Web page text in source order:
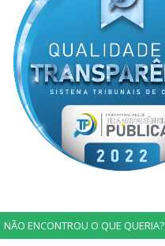
NÃO ENCONTROU O QUE QUERIA?